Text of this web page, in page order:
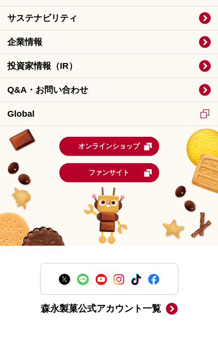
サステナビリティ
企業情報
投資家情報（IR）
Q&A・お問い合わせ
Global
オンラインショップ
ファンサイト
森永製菓公式アカウント一覧